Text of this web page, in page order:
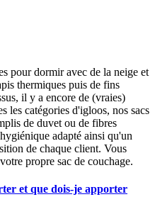
pour dormir avec de la neige et
thermiques puis de fins
il y a encore de (vraies)
les catégories d'igloos, nos sacs
de duvet ou de fibres
adapté ainsi qu'un
de chaque client. Vous
propre sac de couchage.
et que dois-je apporter